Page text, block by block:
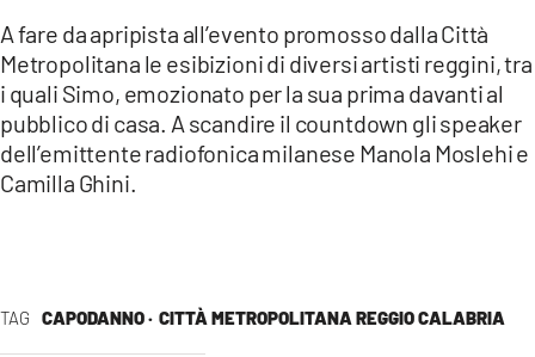
ILVIBONESE.IT
CATANZAROCHANNEL.IT
LACAPITALENEWS.IT
TAG CAPODANNO · CITTÀ METROPOLITANA REGGIO CALABRIA
A fare da apripista all’evento promosso dalla Città
Metropolitana le esibizioni di diversi artisti reggini, tra
i quali Simo, emozionato per la sua prima davanti al
pubblico di casa. A scandire il countdown gli speaker
dell’emittente radiofonica milanese Manola Moslehi e
Camilla Ghini.